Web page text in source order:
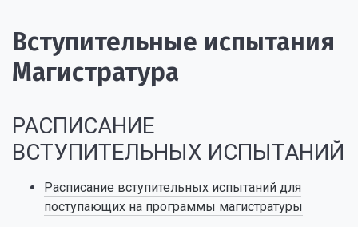
Вступительные испытания
Магистратура
РАСПИСАНИЕ
ВСТУПИТЕЛЬНЫХ ИСПЫТАНИЙ
Расписание вступительных испытаний для
поступающих на программы магистратуры